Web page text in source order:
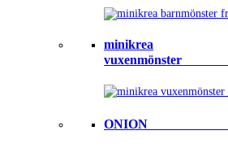
minikrea
ONION